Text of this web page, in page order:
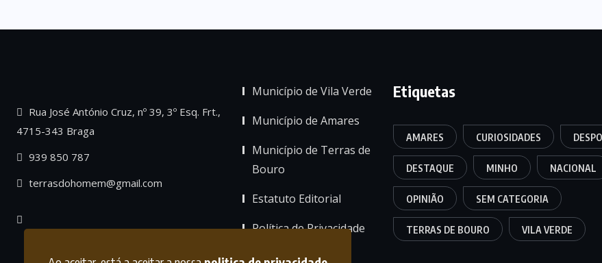
Rua José António Cruz, nº 39, 3º Esq. Frt.,
4715-343 Braga
939 850 787
terrasdohomem@gmail.com
Município de Vila Verde
Município de Amares
Município de Terras de
Bouro
Estatuto Editorial
Política de Privacidade
Etiquetas
AMARES CURIOSIDADES
DESTAQUE MINHO NACIONAL
OPINIÃO SEM CATEGORIA
TERRAS DE BOURO VILA VERDE